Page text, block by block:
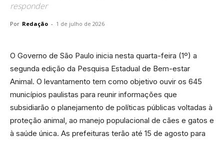
responder
Por Redação - 1 de julho de 2026
O Governo de São Paulo inicia nesta quarta-feira (1º) a
segunda edição da Pesquisa Estadual de Bem-estar
Animal. O levantamento tem como objetivo ouvir os 645
municípios paulistas para reunir informações que
subsidiarão o planejamento de políticas públicas voltadas à
proteção animal, ao manejo populacional de cães e gatos e
à saúde única. As prefeituras terão até 15 de agosto para